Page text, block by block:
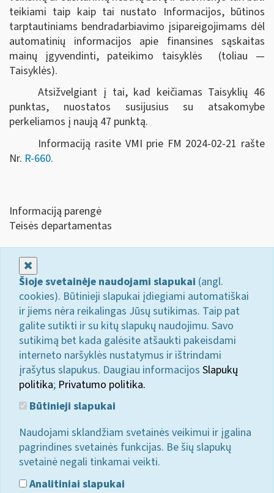
teikiami taip kaip tai nustato Informacijos, būtinos
tarptautiniams bendradarbiavimo įsipareigojimams dėl
automatinių informacijos apie finansines sąskaitas
mainų įgyvendinti, pateikimo taisyklės (toliau —
Taisyklės).
Atsižvelgiant į tai, kad keičiamas Taisyklių 46
punktas, nuostatos susijusius su atsakomybe
perkeliamos į naują 47 punktą.
Informaciją rasite VMI prie FM 2024-02-21 rašte
Nr. R-660.
Informaciją parengė
Teisės departamentas
Šioje svetainėje naudojami slapukai (angl.
cookies). Būtinieji slapukai įdiegiami automatiškai
ir jiems nėra reikalingas Jūsų sutikimas. Taip pat
galite sutikti ir su kitų slapukų naudojimu. Savo
sutikimą bet kada galėsite atšaukti pakeisdami
interneto naršyklės nustatymus ir ištrindami
įrašytus slapukus. Daugiau informacijos Slapukų
politika; Privatumo politika.
Būtinieji slapukai
Naudojami sklandžiam svetainės veikimui ir įgalina
pagrindines svetainės funkcijas. Be šių slapukų
svetainė negali tinkamai veikti.
Analitiniai slapukai